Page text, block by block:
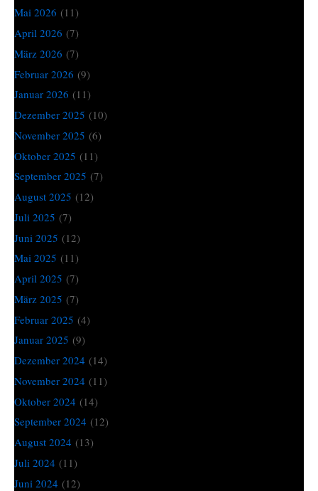
Mai 2026 (11)
April 2026 (7)
März 2026 (7)
Februar 2026 (9)
Januar 2026 (11)
Dezember 2025 (10)
November 2025 (6)
Oktober 2025 (11)
September 2025 (7)
August 2025 (12)
Juli 2025 (7)
Juni 2025 (12)
Mai 2025 (11)
April 2025 (7)
März 2025 (7)
Februar 2025 (4)
Januar 2025 (9)
Dezember 2024 (14)
November 2024 (11)
Oktober 2024 (14)
September 2024 (12)
August 2024 (13)
Juli 2024 (11)
Juni 2024 (12)